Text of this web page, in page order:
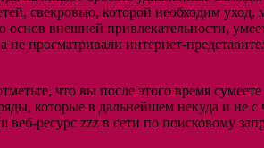
свекровью, которой необходим
внешней привлекательности,
просматривали интернет-
что вы после этого время
которые в дальнейшем некуда и не
ресурс zzz в сети по поисковому